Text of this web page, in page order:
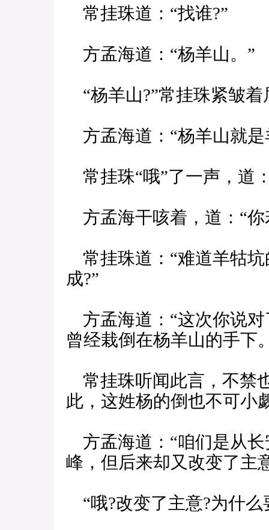
常挂珠道：“找谁?”
方孟海道：“杨羊山。”
“杨羊山?”常挂珠紧皱着
方孟海道：“杨羊山就是
常挂珠“哦”了一声，道
方孟海干咳着，道：“你
常挂珠道：“难道羊牯
成?”
方孟海道：“这次你说
曾经栽倒在杨羊山的手下
常挂珠听闻此言，不禁
此，这姓杨的倒也不可小
方孟海道：“咱们是从
峰，但后来却又改变了主
“哦?改变了主意?为什么